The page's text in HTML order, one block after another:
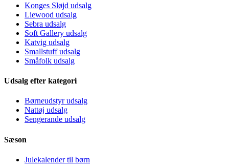
Konges Sløjd udsalg
Liewood udsalg
Sebra udsalg
Soft Gallery udsalg
Katvig udsalg
Smallstuff udsalg
Småfolk udsalg
Udsalg efter kategori
Børneudstyr udsalg
Nattøj udsalg
Sengerande udsalg
Sæson
Julekalender til børn